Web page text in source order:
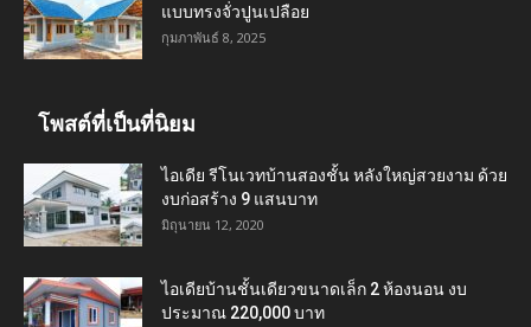
แบบทรงจั่วปูนเปลือย
กุมภาพันธ์ 8, 2025
โพสต์ที่เป็นที่นิยม
ไอเดีย รีโนเวทบ้านสองชั้น หลังใหญ่สวยงาม ด้วย
งบก่อสร้าง 9 แสนบาท
มิถุนายน 12, 2020
ไอเดียบ้านชั้นเดียวขนาดเล็ก 2 ห้องนอน งบ
ประมาณ 220,000 บาท